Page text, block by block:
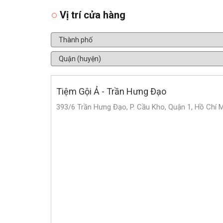
Vị trí cửa hàng
Tiệm Gội Ả - Trần Hưng Đạo
393/6 Trần Hưng Đạo, P. Cầu Kho, Quận 1, Hồ Chí